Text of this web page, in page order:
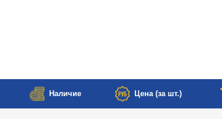
Наличие Цена (за шт.)